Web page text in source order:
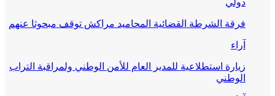
دولي
فرقة الشرطة القضائية المحاميد مراكش توقف مبحوثا عنهم
آراء
زيارة استطلاعية للمدير العام للأمن الوطني ولمراقبة التراب
الوطني